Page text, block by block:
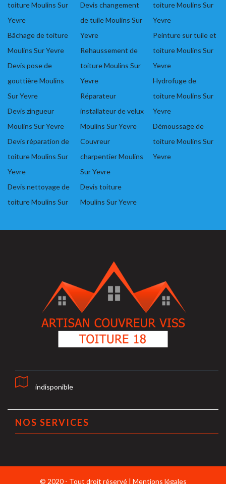
toiture Moulins Sur
Yevre
Bâchage de toiture
Moulins Sur Yevre
Devis pose de
gouttière Moulins
Sur Yevre
Devis zingueur
Moulins Sur Yevre
Devis réparation de
toiture Moulins Sur
Yevre
Devis nettoyage de
toiture Moulins Sur
Devis changement
de tuile Moulins Sur
Yevre
Rehaussement de
toiture Moulins Sur
Yevre
Réparateur
installateur de velux
Moulins Sur Yevre
Couvreur
charpentier Moulins
Sur Yevre
Devis toiture
Moulins Sur Yevre
toiture Moulins Sur
Yevre
Peinture sur tuile et
toiture Moulins Sur
Yevre
Hydrofuge de
toiture Moulins Sur
Yevre
Démoussage de
toiture Moulins Sur
Yevre
indisponible
NOS SERVICES
© 2020 - Tout droit réservé | Mentions légales